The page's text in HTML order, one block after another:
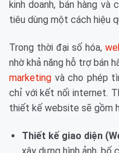
kinh doanh, bán hàng
tiêu dùng một cách hiệu
Trong thời đại số hóa,
nhờ khả năng hỗ trợ bán
marketing và cho phép
chỉ với kết nối internet.
thiết kế website sẽ gồm
Thiết kế giao diện